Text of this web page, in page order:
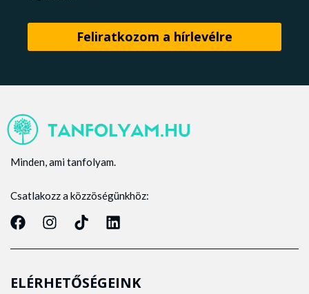
Minden, ami tanfolyam.
Csatlakozz a közzöségünkhöz:
ELÉRHETŐSÉGEINK